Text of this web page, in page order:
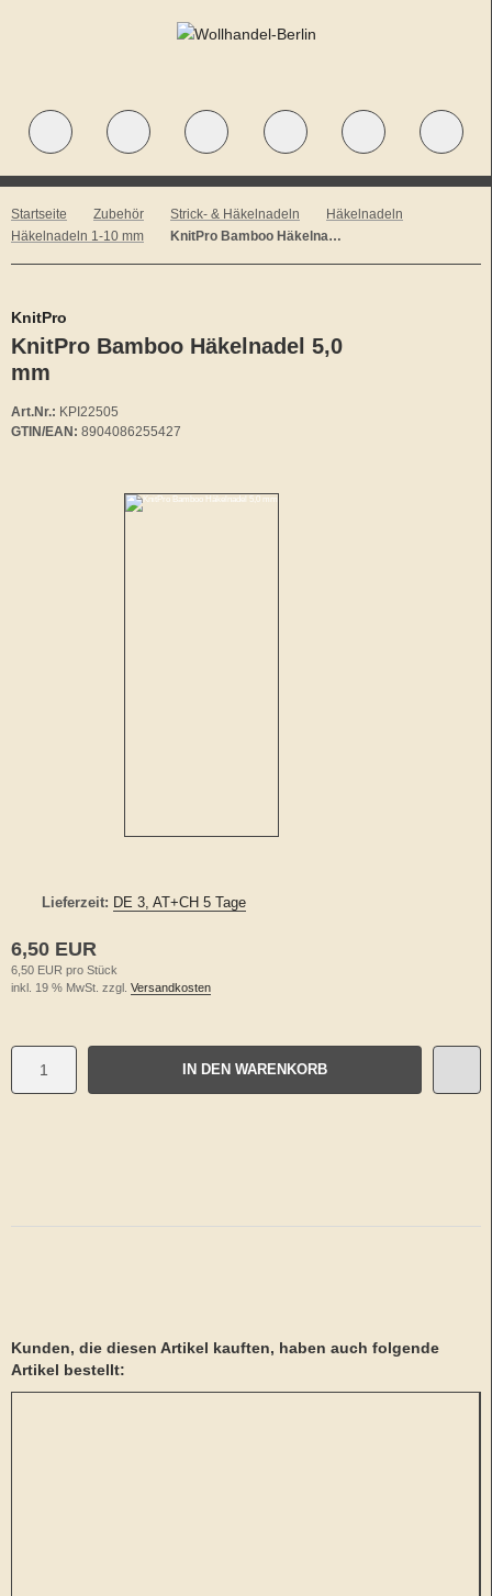
Startseite Zubehör Strick- & Häkelnadeln
Häkelnadeln
Häkelnadeln 1-10 mm
KnitPro Bamboo Häkelnadel 5,0 mm
KnitPro
KnitPro Bamboo Häkelnadel 5,0
mm
Art.Nr.: KPI22505
GTIN/EAN: 8904086255427
Lieferzeit: DE 3, AT+CH 5 Tage
6,50 EUR
6,50 EUR pro Stück
inkl. 19 % MwSt. zzgl. Versandkosten
IN DEN WARENKORB
Kunden, die diesen Artikel kauften, haben auch folgende
Artikel bestellt: